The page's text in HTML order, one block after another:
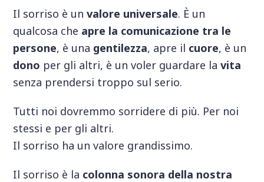
Il sorriso è unvalore universale. È un
qualcosa che apre la comunicazione tra le
persone, è una gentilezza, apre il cuore, è un
dono per gli altri, è un voler guardare lavita
senza prendersi troppo sul serio.
Tutti noi dovremmo sorridere di più. Per noi
stessi e per gli altri.
Il sorriso ha un valore grandissimo.
Il sorriso è la colonna sonora della nostra